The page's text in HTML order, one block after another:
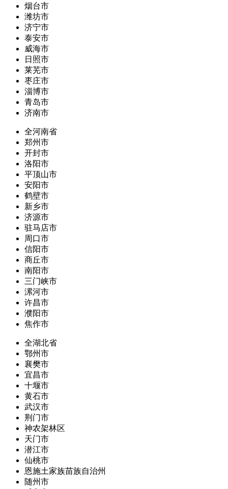
烟台市
潍坊市
济宁市
泰安市
威海市
日照市
莱芜市
枣庄市
淄博市
青岛市
济南市
全河南省
郑州市
开封市
洛阳市
平顶山市
安阳市
鹤壁市
新乡市
济源市
驻马店市
周口市
信阳市
商丘市
南阳市
三门峡市
漯河市
许昌市
濮阳市
焦作市
全湖北省
鄂州市
襄樊市
宜昌市
十堰市
黄石市
武汉市
荆门市
神农架林区
天门市
潜江市
仙桃市
恩施土家族苗族自治州
随州市